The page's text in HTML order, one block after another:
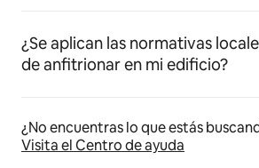
¿Se aplican las normativas
de anfitrionar en mi edificio?
¿No encuentras lo que estás
Visita el Centro de ayuda